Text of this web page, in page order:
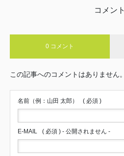
コメント
0 コメント
この記事へのコメントはありません。
名前（例：山田 太郎） ( 必須 )
E-MAIL ( 必須 ) - 公開されません -